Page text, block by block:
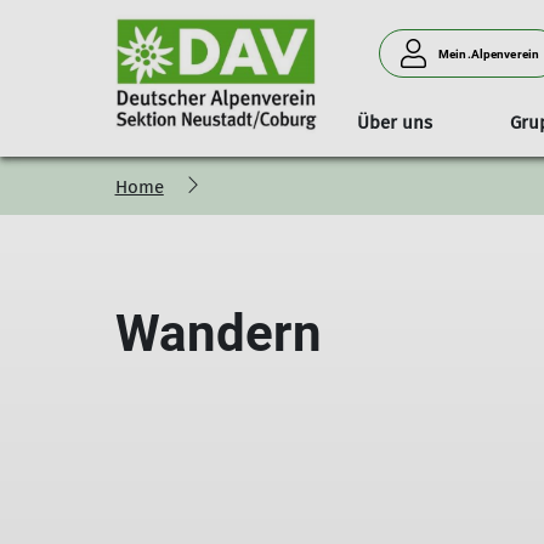
Mein.Alpenverein
Über uns
Unsere Sektion Geschichte
Wandern Seniorenwanderungen
Vorteile Strecken
Home
Wandern